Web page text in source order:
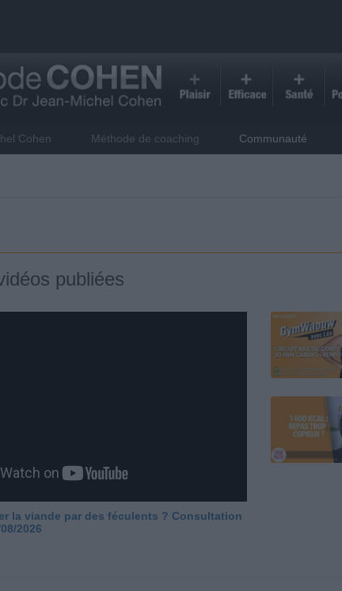
Cohen Méthode de coaching Communauté
publiées
la viande par des féculents ? Consultation
2026